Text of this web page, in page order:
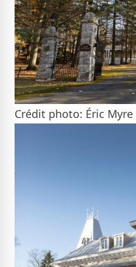
Crédit photo: Éric Myre